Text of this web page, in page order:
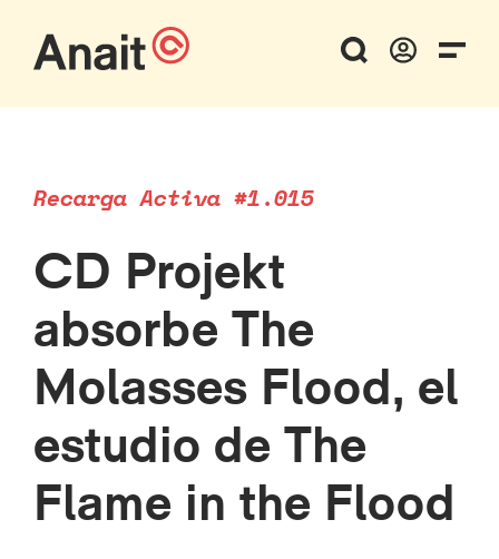
Recarga Activa #1.015
CD Projekt
absorbe The
Molasses Flood, el
estudio de The
Flame in the Flood